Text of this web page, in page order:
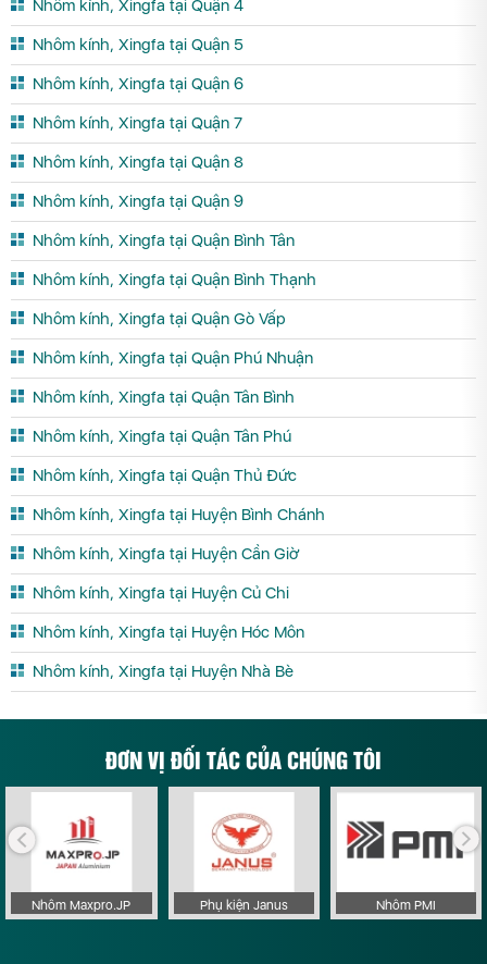
Nhôm kính, Xingfa tại Quận 4
Nhôm kính, Xingfa tại Quận 5
Nhôm kính, Xingfa tại Quận 6
Nhôm kính, Xingfa tại Quận 7
Nhôm kính, Xingfa tại Quận 8
Nhôm kính, Xingfa tại Quận 9
Nhôm kính, Xingfa tại Quận Bình Tân
Nhôm kính, Xingfa tại Quận Bình Thạnh
Nhôm kính, Xingfa tại Quận Gò Vấp
Nhôm kính, Xingfa tại Quận Phú Nhuận
Nhôm kính, Xingfa tại Quận Tân Bình
Nhôm kính, Xingfa tại Quận Tân Phú
Nhôm kính, Xingfa tại Quận Thủ Đức
Nhôm kính, Xingfa tại Huyện Bình Chánh
Nhôm kính, Xingfa tại Huyện Cần Giờ
Nhôm kính, Xingfa tại Huyện Củ Chi
Nhôm kính, Xingfa tại Huyện Hóc Môn
Nhôm kính, Xingfa tại Huyện Nhà Bè
ĐƠN VỊ ĐỐI TÁC CỦA CHÚNG TÔI
Nhôm Maxpro.JP Phụ kiện Janus Nhôm PMI